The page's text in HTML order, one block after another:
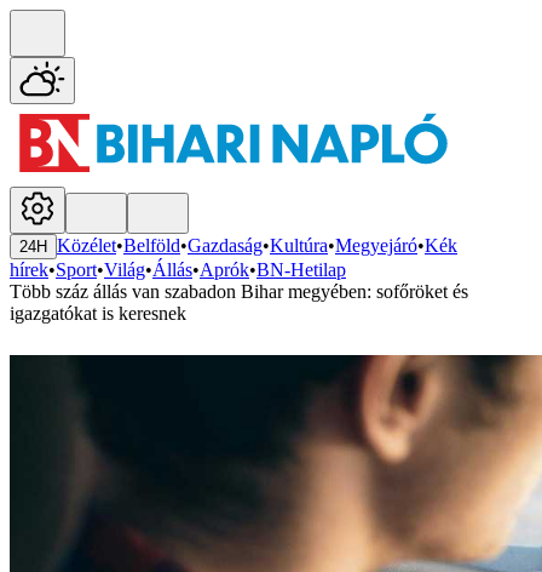
24H Közélet•Belföld•Gazdaság•Kultúra•Megyejáró•Kék
hírek•Sport•Világ•Állás•Aprók•BN-Hetilap
Több száz állás van szabadon Bihar megyében: sofőröket és
igazgatókat is keresnek